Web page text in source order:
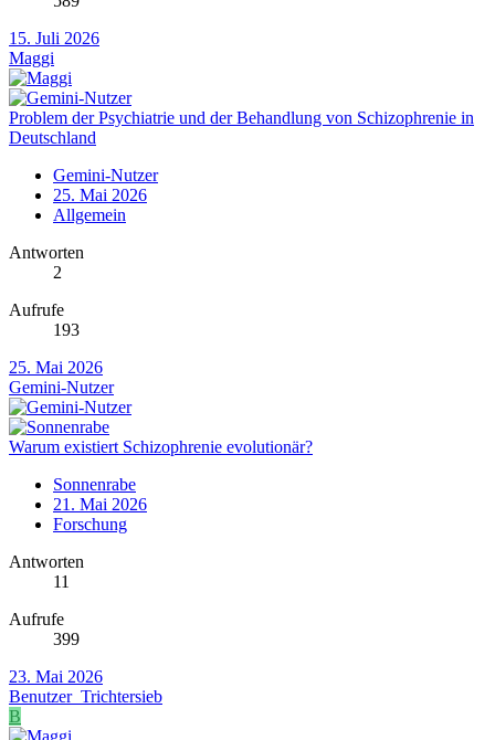
15. Juli 2026
Maggi
Problem der Psychiatrie und der Behandlung von Schizophrenie in
Deutschland
Gemini-Nutzer
25. Mai 2026
Allgemein
Antworten
2
Aufrufe
193
25. Mai 2026
Gemini-Nutzer
Warum existiert Schizophrenie evolutionär?
Sonnenrabe
21. Mai 2026
Forschung
Antworten
11
Aufrufe
399
23. Mai 2026
Benutzer_Trichtersieb
B